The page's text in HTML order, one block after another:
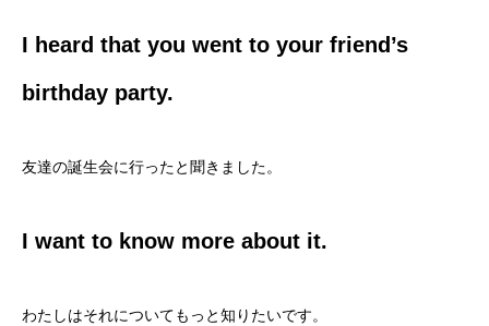
I heard that you went to your friend’s
birthday party.
友達の誕生会に行ったと聞きました。
I want to know more about it.
わたしはそれについてもっと知りたいです。